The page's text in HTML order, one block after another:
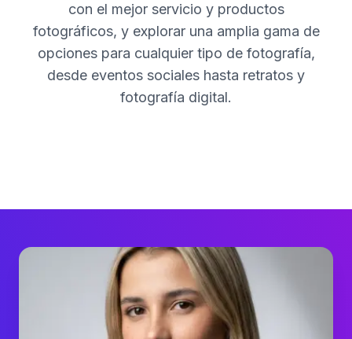
con el mejor servicio y productos
fotográficos, y explorar una amplia gama de
opciones para cualquier tipo de fotografía,
desde eventos sociales hasta retratos y
fotografía digital.